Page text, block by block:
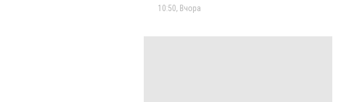
10:50, Вчора